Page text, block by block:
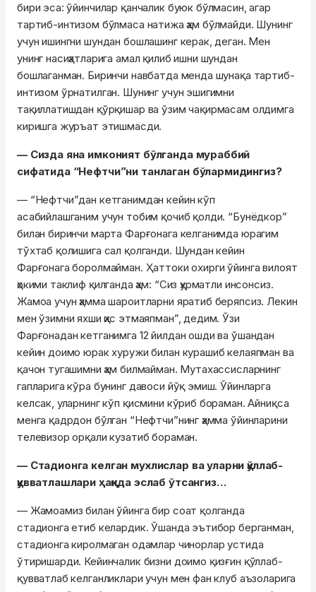
бири эса: ўйинчилар қанчалик буюк бўлмасин, агар
тартиб-интизом бўлмаса натижа ҳам бўлмайди. Шунинг
учун ишингни шундан бошлашинг керак, деган. Мен
унинг насиҳатларига амал қилиб ишни шундан
бошлаганман. Биринчи навбатда менда шунақа тартиб-
интизом ўрнатилган. Шунинг учун эшигимни
тақиллатишдан қўрқишар ва ўзим чақирмасам олдимга
киришга журъат этишмасди.
— Сизда яна имконият бўлганда мураббий
сифатида “Нефтчи”ни танлаган бўлармидингиз?
— “Нефтчи”дан кетганимдан кейин кўп
асабийлашганим учун тобим қочиб қолди. “Бунёдкор”
билан биринчи марта Фарғонага келганимда юрагим
тўхтаб қолишига сал қолганди. Шундан кейин
Фарғонага боролмайман. Ҳаттоки охирги ўйинга вилоят
ҳокими таклиф қилганда ҳам: “Сиз ҳурматли инсонсиз.
Жамоа учун ҳамма шароитларни яратиб беряпсиз. Лекин
мен ўзимни яхши ҳис этмаяпман”, дедим. Ўзи
Фарғонадан кетганимга 12 йилдан ошди ва ўшандан
кейин доимо юрак хуружи билан курашиб келаяпман ва
қачон тугашимни ҳам билмайман. Мутахассисларнинг
гапларига кўра бунинг давоси йўқ эмиш. Ўйинларга
келсак, уларнинг кўп қисмини кўриб бораман. Айниқса
менга қадрдон бўлган “Нефтчи”нинг ҳамма ўйинларини
телевизор орқали кузатиб бораман.
— Стадионга келган мухлислар ва уларни қўллаб-
қувватлашлари ҳақида эслаб ўтсангиз…
— Жамоамиз билан ўйинга бир соат қолганда
стадионга етиб келардик. Ўшанда эътибор берганман,
стадионга киролмаган одамлар чинорлар устида
ўтиришарди. Кейинчалик бизни доимо қизғин қўллаб-
қувватлаб келганликлари учун мен фан клуб аъзоларига